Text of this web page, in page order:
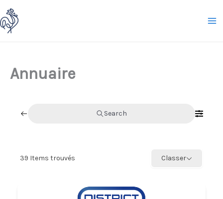
Aller
au
contenu
Annuaire
Search
39 Items trouvés Classer